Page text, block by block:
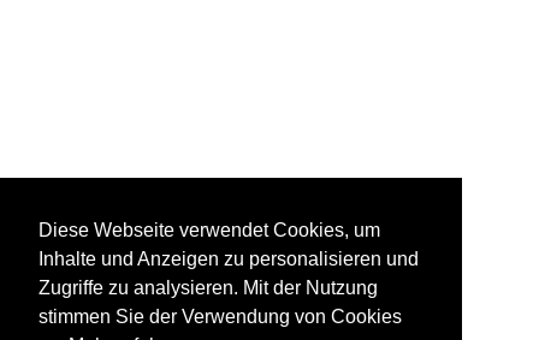
Diese Webseite verwendet Cookies, um
Inhalte und Anzeigen zu personalisieren und
Zugriffe zu analysieren. Mit der Nutzung
stimmen Sie der Verwendung von Cookies